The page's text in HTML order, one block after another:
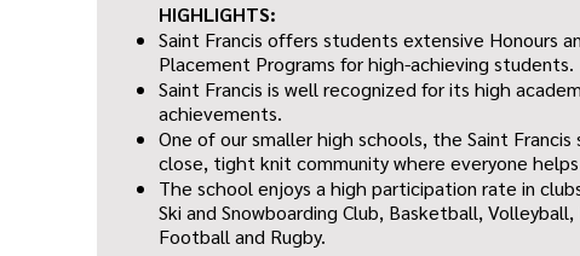
HIGHLIGHTS:
Saint Francis offers students extensive Honours
Placement Programs for high-achieving students.
Saint Francis is well recognized for its high
achievements.
One of our smaller high schools, the Saint
close, tight knit community where everyone
The school enjoys a high participation rate in
Ski and Snowboarding Club, Basketball,
Football and Rugby.